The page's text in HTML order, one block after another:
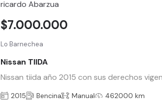
ricardo Abarzua
Lo Barnechea
Nissan TIIDA
Nissan tiida año 2015 con sus derechos
$7.000.000
2015 Bencina Manual 462000 km